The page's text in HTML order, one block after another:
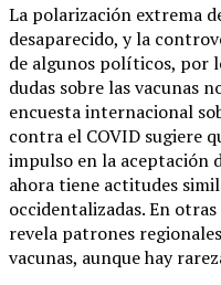
La polarización extrema
desaparecido, y la
de algunos políticos, por
dudas sobre las vacunas
encuesta internacional
contra el COVID sugiere
impulso en la aceptación
ahora tiene actitudes
occidentalizadas. En
revela patrones
vacunas, aunque hay